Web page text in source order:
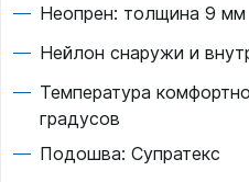
Неопрен: толщина 9 мм
Нейлон снаружи и
Температура
градусов
Подошва: Супратекс